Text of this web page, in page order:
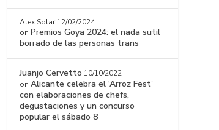
Alex Solar 12/02/2024
on Premios Goya 2024: el nada sutil
borrado de las personas trans
Juanjo Cervetto 10/10/2022
onAlicante celebra el ‘Arroz Fest’
con elaboraciones de chefs,
degustaciones y un concurso
popular el sábado 8